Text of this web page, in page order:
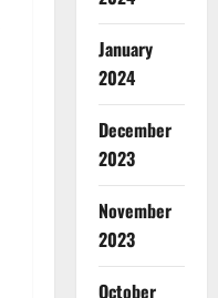
January
2024
December
2023
November
2023
October